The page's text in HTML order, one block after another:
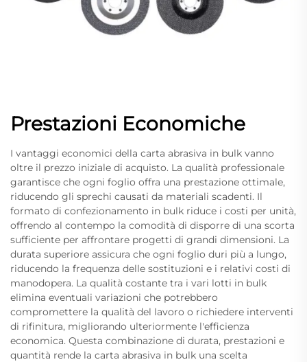
Prestazioni Economiche
I vantaggi economici della carta abrasiva in bulk vanno
oltre il prezzo iniziale di acquisto. La qualità professionale
garantisce che ogni foglio offra una prestazione ottimale,
riducendo gli sprechi causati da materiali scadenti. Il
formato di confezionamento in bulk riduce i costi per unità,
offrendo al contempo la comodità di disporre di una scorta
sufficiente per affrontare progetti di grandi dimensioni. La
durata superiore assicura che ogni foglio duri più a lungo,
riducendo la frequenza delle sostituzioni e i relativi costi di
manodopera. La qualità costante tra i vari lotti in bulk
elimina eventuali variazioni che potrebbero
compromettere la qualità del lavoro o richiedere interventi
di rifinitura, migliorando ulteriormente l'efficienza
economica. Questa combinazione di durata, prestazioni e
quantità rende la carta abrasiva in bulk una scelta